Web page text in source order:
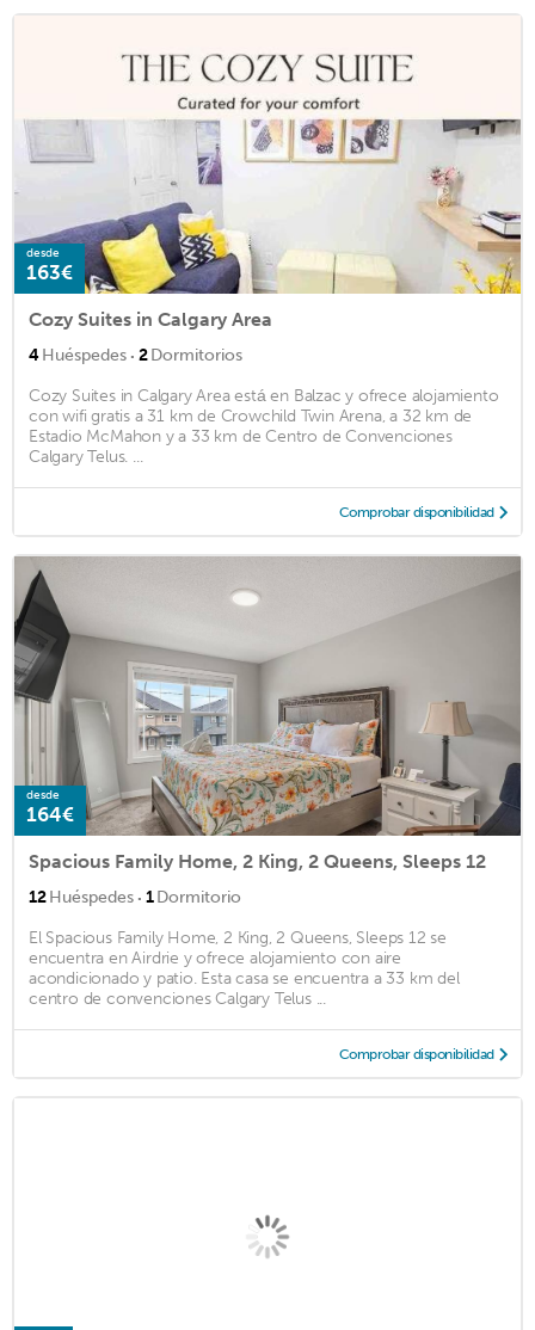
desde
163€
Cozy Suites in Calgary Area
4Huéspedes · 2Dormitorios
Cozy Suites in Calgary Area está en Balzac y ofrece alojamiento
con wifi gratis a 31 km de Crowchild Twin Arena, a 32 km de
Estadio McMahon y a 33 km de Centro de Convenciones
Calgary Telus. ...
Comprobar disponibilidad
desde
164€
Spacious Family Home, 2 King, 2 Queens, Sleeps 12
12Huéspedes · 1Dormitorio
El Spacious Family Home, 2 King, 2 Queens, Sleeps 12 se
encuentra en Airdrie y ofrece alojamiento con aire
acondicionado y patio. Esta casa se encuentra a 33 km del
centro de convenciones Calgary Telus ...
Comprobar disponibilidad